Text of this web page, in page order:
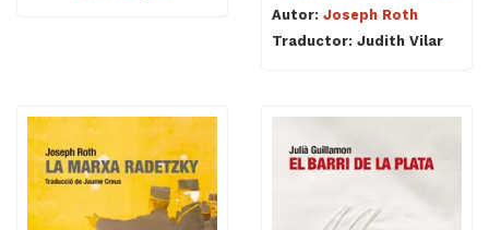
Autor: Joseph Roth
Traductor: Judith Vilar